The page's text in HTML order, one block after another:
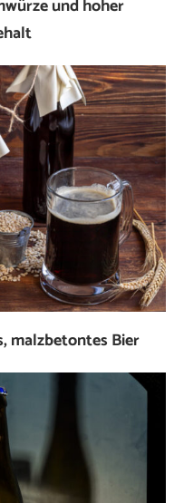
und hoher
malzbetontes Bier